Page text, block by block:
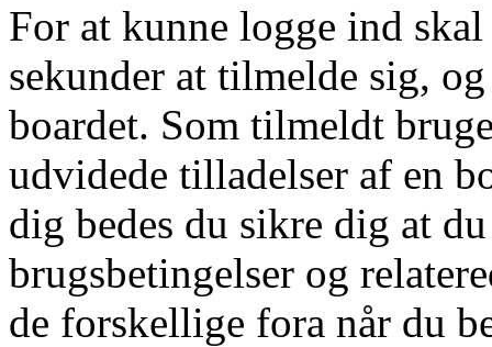
For at kunne logge ind
sekunder at tilmelde sig,
boardet. Som tilmeldt
udvidede tilladelser af en
dig bedes du sikre dig at
brugsbetingelser og
de forskellige fora når du